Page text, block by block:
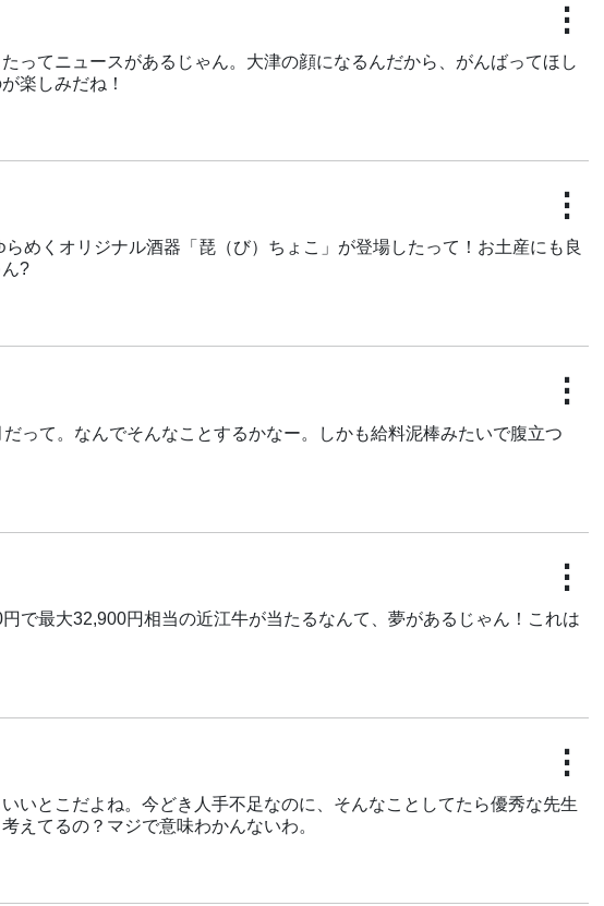
⋮
ってニュースがあるじゃん。大津の顔になるんだから、がんばってほし
楽しみだね！
⋮
めくオリジナル酒器「琵（び）ちょこ」が登場したって！お土産にも良
?
⋮
って。なんでそんなことするかなー。しかも給料泥棒みたいで腹立つ
⋮
で最大32,900円相当の近江牛が当たるなんて、夢があるじゃん！これは
⋮
いとこだよね。今どき人手不足なのに、そんなことしてたら優秀な先生
えてるの？マジで意味わかんないわ。